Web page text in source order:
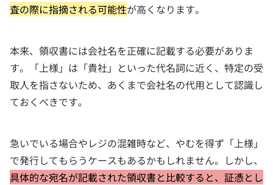
査の際に指摘される可能性が高くなります。
本来、領収書には会社名を正確に記載する必要がありま
す。「上様」は「貴社」といった代名詞に近く、特定の受
取人を指さないため、あくまで会社名の代用として認識し
ておくべきです。
急いでいる場合やレジの混雑時など、やむを得ず「上様」
で発行してもらうケースもあるかもしれません。しかし、
具体的な宛名が記載された領収書と比較すると、証憑とし